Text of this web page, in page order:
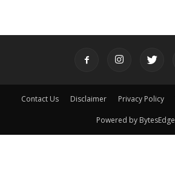
Contact Us Disclaimer Privacy Policy
Powered by BytesEdge